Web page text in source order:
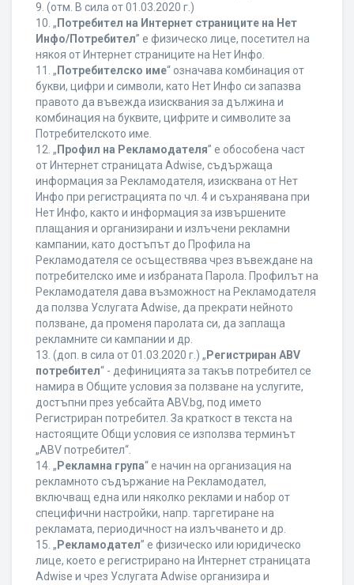
9. (отм. В сила от 01.03.2020 г.)
10. „ Потребител на Интернет страниците на Нет
Инфо/Потребител” е физическо лице, посетител на
някоя от Интернет страниците на Нет Инфо.
11. „ Потребителско име“ означава комбинация от
букви, цифри и символи, като Нет Инфо си запазва
правото да въвежда изисквания за дължина и
комбинация на буквите, цифрите и символите за
Потребителското име.
12. „ Профил на Рекламодателя” е обособена част
от Интернет страницата Adwise, съдържаща
информация за Рекламодателя, изисквана от Нет
Инфо при регистрацията по чл. 4 и съхранявана при
Нет Инфо, както и информация за извършените
плащания и организирани и излъчени рекламни
кампании, като достъпът до Профила на
Рекламодателя се осъществява чрез въвеждане на
потребителско име и избраната Парола. Профилът на
Рекламодателя дава възможност на Рекламодателя
да ползва Услугата Adwise, да прекрати нейното
ползване, да променя паролата си, да заплаща
рекламните си кампании и др.
13. (доп. в сила от 01.03.2020 г.) „ Регистриран ABV
потребител“ - дефиницията за такъв потребител се
намира в Общите условия за ползване на услугите,
достъпни през уебсайта ABV.bg, под името
Регистриран потребител. За краткост в текста на
настоящите Общи условия се използва терминът
„ABV потребител“.
14. „ Рекламна група“ е начин на организация на
рекламното съдържание на Рекламодател,
включващ една или няколко реклами и набор от
специфични настройки, напр. таргетиране на
рекламата, периодичност на излъчването и др.
15. „ Рекламодател” е физическо или юридическо
лице, което е регистрирано на Интернет страницата
Adwise и чрез Услугата Adwise организира и